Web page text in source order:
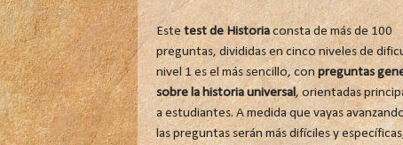
Estetest de Historiaconsta de más de 100
preguntas, divididas en cinco niveles de
nivel 1 es el más sencillo, conpreguntas
sobre la historia universal, orientadas
a estudiantes. A medida que vayas
las preguntas serán más difíciles y